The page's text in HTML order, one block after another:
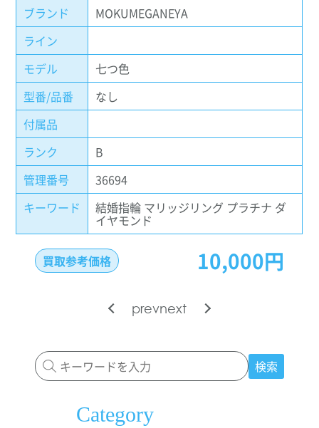
ブランド
MOKUMEGANEYA
ライン
モデル
七つ色
型番/品番
なし
付属品
ランク
B
管理番号
36694
キーワード
結婚指輪 マリッジリング プラチナ ダ
イヤモンド
買取参考価格 10,000円
prevnext
検索
Category